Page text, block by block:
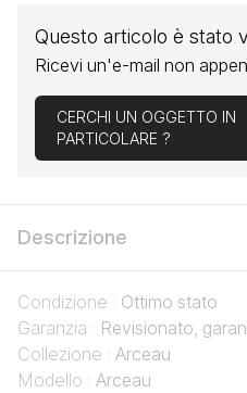
Questo articolo è stato
Ricevi un'e-mail non
CERCHI UN OGGETTO IN
PARTICOLARE ?
Descrizione
Condizione : Ottimo stato
Garanzia : Revisionato,
Collezione : Arceau
Modello : Arceau